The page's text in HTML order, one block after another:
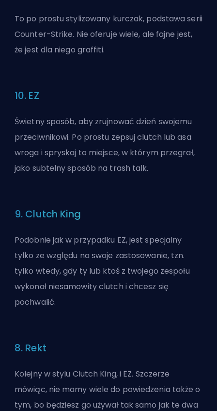
To po prostu stylizowany kurczak, podstawa serii
Counter-Strike. Nie oferuje wiele, ale fajne jest,
że jest dla niego graffiti.
10. EZ
Świetny sposób, aby zrujnować dzień swojemu
przeciwnikowi. Po prostu zepsuj clutch lub asa
wroga i spryskaj to miejsce, w którym przegrał,
jako subtelny sposób na trash talk.
9. Clutch King
Podobnie jak w przypadku EZ, jest specjalny
tylko ze względu na swoje zastosowanie, tzn.
tylko wtedy, gdy ty lub ktoś z twojego zespołu
wykonał niesamowity clutch i chcesz się
pochwalić.
8. Rekt
Kolejny w stylu Clutch King, i EZ. Szczerze
mówiąc, nie mamy wiele do powiedzenia także o
tym, bo będziesz go używał tak samo jak te dwa